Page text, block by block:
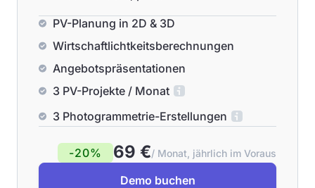
PV-Planung in 2D & 3D
Wirtschaftlichtkeitsberechnungen
Angebotspräsentationen
3 PV-Projekte / Monat
3 Photogrammetrie-Erstellungen
-20% 69 €/ Monat, jährlich im Voraus
Demo buchen